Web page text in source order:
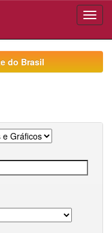
do Brasil